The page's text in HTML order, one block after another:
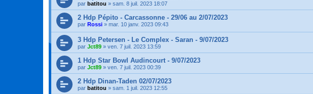
par batitou » sam. 8 juil. 2023 18:07
2 Hdp Pépito - Carcassonne - 29/06 au 2/07/2023
par Rossi » mar. 10 janv. 2023 09:43
3 Hdp Petersen - Le Complex - Saran - 9/07/2023
par Jct89 » ven. 7 juil. 2023 13:59
1 Hdp Star Bowl Audincourt - 9/07/2023
par Jct89 » ven. 7 juil. 2023 00:39
2 Hdp Dinan-Taden 02/07/2023
par batitou » sam. 1 juil. 2023 12:55